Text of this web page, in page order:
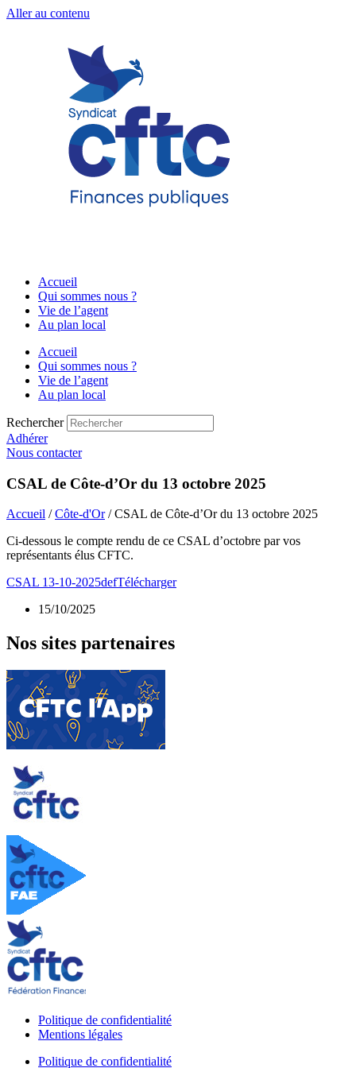
Aller au contenu
Accueil
Qui sommes nous ?
Vie de l’agent
Au plan local
Accueil
Qui sommes nous ?
Vie de l’agent
Au plan local
Rechercher
Adhérer
Nous contacter
CSAL de Côte-d’Or du 13 octobre 2025
Accueil /Côte-d'Or/ CSAL de Côte-d’Or du 13 octobre 2025
Ci-dessous le compte rendu de ce CSAL d’octobre par vos
représentants élus CFTC.
CSAL 13-10-2025defTélécharger
15/10/2025
Nos sites partenaires
Politique de confidentialité
Mentions légales
Politique de confidentialité